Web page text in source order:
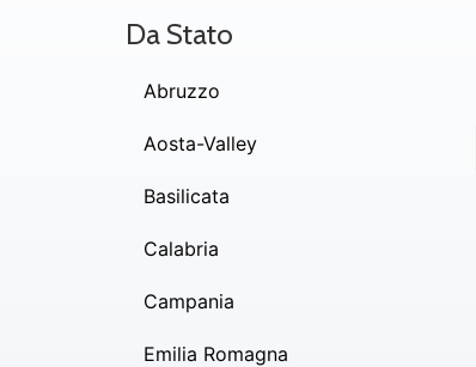
Da Stato
Abruzzo
Aosta-Valley
Basilicata
Calabria
Campania
Emilia Romagna